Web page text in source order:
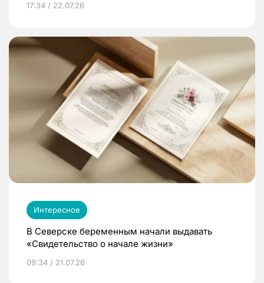
17:34 / 22.07.26
Интересное
В Северске беременным начали выдавать
«Свидетельство о начале жизни»
09:34 / 21.07.26